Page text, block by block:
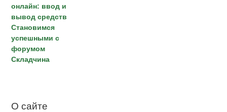
онлайн: ввод и
вывод средств
Становимся
успешными с
форумом
Складчина
О сайте